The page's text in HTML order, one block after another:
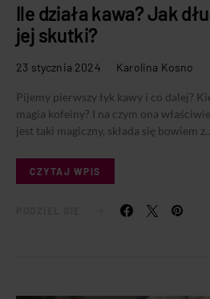
Ile działa kawa? Jak
jej skutki?
23 stycznia 2024 Karolina Kosno
Pijemy pierwszy łyk kawy i co dalej?
magia kofeiny? I na czym ona
jest taki magiczny, składa się bowiem
CZYTAJ WPIS